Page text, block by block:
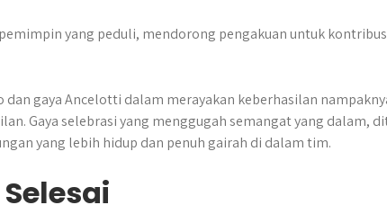
yang peduli, mendorong pengakuan untuk
dan gaya Ancelotti dalam merayakan keberhasilan
Gaya selebrasi yang menggugah semangat yang dalam,
yang lebih hidup dan penuh gairah di dalam tim.